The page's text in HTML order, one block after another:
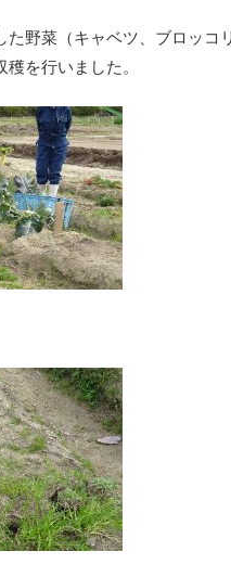
た野菜（キャベツ、ブロッコ
を行いました。